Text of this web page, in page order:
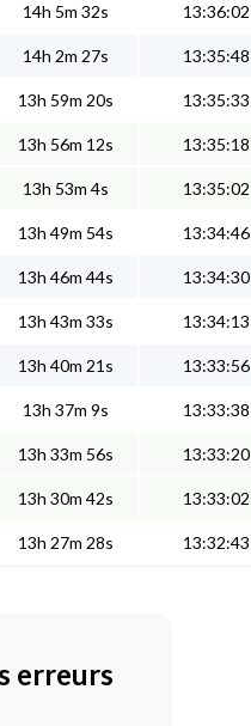
14h 5m 32s 13:36:02
14h 2m 27s 13:35:48
13h 59m 20s 13:35:33
13h 56m 12s 13:35:18
13h 53m 4s 13:35:02
13h 49m 54s 13:34:46
13h 46m 44s 13:34:30
13h 43m 33s 13:34:13
13h 40m 21s 13:33:56
13h 37m 9s 13:33:38
13h 33m 56s 13:33:20
13h 30m 42s 13:33:02
13h 27m 28s 13:32:43
erreurs